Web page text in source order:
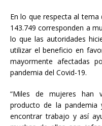
En lo que respecta al
143.749 corresponden a
lo que las autoridades
utilizar el beneficio en
mayormente afectadas
pandemia del Covid-19.
“Miles de mujeres han
producto de la pandemia
encontrar trabajo y así